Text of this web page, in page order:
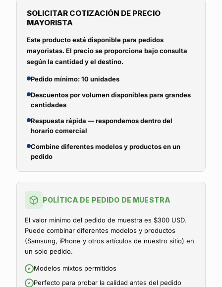
SOLICITAR COTIZACIÓN DE PRECIO
MAYORISTA
Este producto está disponible para pedidos
mayoristas. El precio se proporciona bajo consulta
según la cantidad y el destino.
Pedido mínimo: 10 unidades
Descuentos por volumen disponibles para grandes
cantidades
Respuesta rápida — respondemos dentro del
horario comercial
Combine diferentes modelos y productos en un
pedido
POLÍTICA DE PEDIDO DE MUESTRA
El valor mínimo del pedido de muestra es $300 USD.
Puede combinar diferentes modelos y productos
(Samsung, iPhone y otros artículos de nuestro sitio) en
un solo pedido.
Modelos mixtos permitidos
Perfecto para probar la calidad antes del pedido